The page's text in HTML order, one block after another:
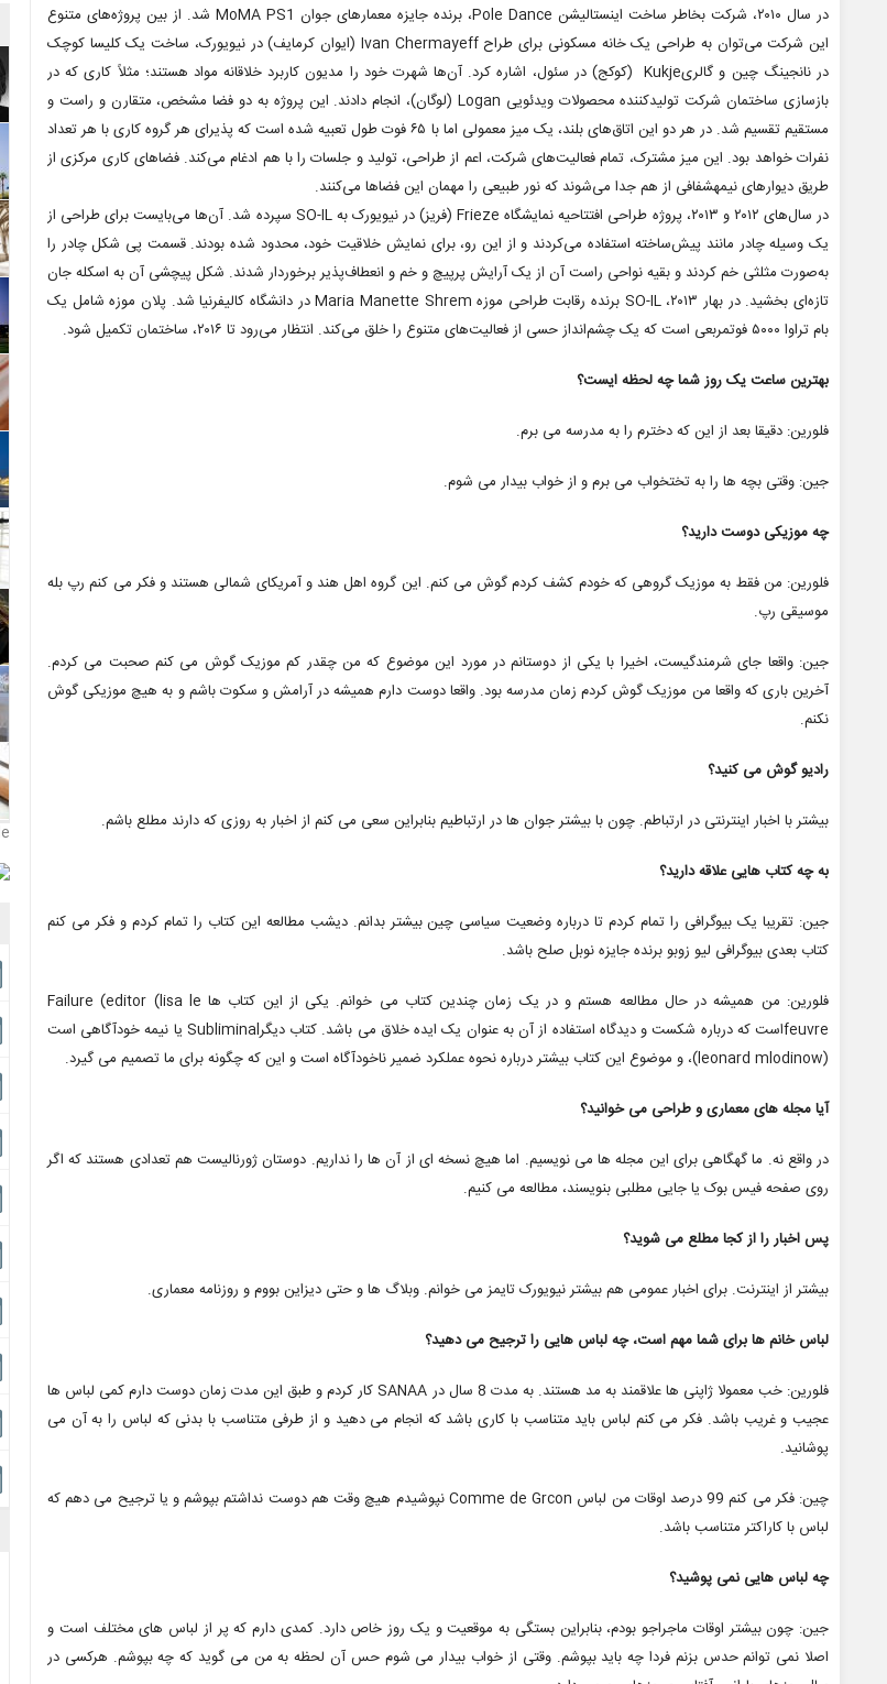
در سال ۲۰۱۰، شرکت بخاطر ساخت اینستالیشن Pole Dance، برنده جایزه معمارهای جوان MoMA PS1 شد. از بین پروژه‌های متنوع
این شرکت می‌توان به طراحی یک خانه مسکونی برای طراح Ivan Chermayeff (ایوان کرمایف) در نیویورک، ساخت یک کلیسا کوچک
در نانجینگ چین و گالریKukje (کوکج) در سئول، اشاره کرد. آن‌ها شهرت خود را مدیون کاربرد خلاقانه مواد هستند؛ مثلاً کاری که در
بازسازی ساختمان شرکت تولیدکننده محصولات ویدئویی Logan (لوگان)، انجام دادند. این پروژه به دو فضا مشخص، متقارن و راست و
مستقیم تقسیم شد. در هر دو این اتاق‌های بلند، یک میز معمولی اما با ۶۵ فوت طول تعبیه شده است که پذیرای هر گروه کاری با هر تعداد
نفرات خواهد بود. این میز مشترک، تمام فعالیت‌های شرکت، اعم از طراحی، تولید و جلسات را با هم ادغام می‌کند. فضاهای کاری مرکزی از
طریق دیوارهای نیمه­شفافی از هم جدا می‌شوند که نور طبیعی را مهمان این فضاها می‌کنند.
در سال‌های ۲۰۱۲ و ۲۰۱۳، پروژه طراحی افتتاحیه نمایشگاه Frieze (فریز) در نیویورک به SO-IL سپرده شد. آن‌ها می‌بایست برای طراحی از
یک وسیله چادر مانند پیش‌ساخته استفاده می‌کردند و از این رو، برای نمایش خلاقیت خود، محدود شده بودند. قسمت پی شکل چادر را
به‌صورت مثلثی خم کردند و بقیه نواحی راست آن از یک آرایش پرپیچ‌ و خم و انعطاف‌پذیر برخوردار شدند. شکل پیچشی آن به اسکله جان
تازه‌ای بخشید. در بهار ۲۰۱۳، SO-IL برنده رقابت طراحی موزه Maria Manette Shrem در دانشگاه کالیفرنیا شد. پلان موزه شامل یک
بام تراوا ۵۰۰۰ فوت­مربعی است که یک چشم‌انداز حسی از فعالیت‌های متنوع را خلق می‌کند. انتظار می‌رود تا ۲۰۱۶، ساختمان تکمیل شود.
بهترین ساعت یک روز شما چه لحظه ایست؟
فلورین: دقیقا بعد از این که دخترم را به مدرسه می برم.
جین: وقتی بچه ها را به تختخواب می برم و از خواب بیدار می شوم.
چه موزیکی دوست دارید؟
فلورین: من فقط به موزیک گروهی که خودم کشف کردم گوش می کنم. این گروه اهل هند و آمریکای شمالی هستند و فکر می کنم رپ بله
موسیقی رپ.
جین: واقعا جای شرمندگیست، اخیرا با یکی از دوستانم در مورد این موضوع که من چقدر کم موزیک گوش می کنم صحبت می کردم.
آخرین باری که واقعا من موزیک گوش کردم زمان مدرسه بود. واقعا دوست دارم همیشه در آرامش و سکوت باشم و به هیچ موزیکی گوش
نکنم.
رادیو گوش می کنید؟
بیشتر با اخبار اینترنتی در ارتباطم. چون با بیشتر جوان ها در ارتباطیم بنابراین سعی می کنم از اخبار به روزی که دارند مطلع باشم.
به چه کتاب هایی علاقه دارید؟
جین: تقریبا یک بیوگرافی را تمام کردم تا درباره وضعیت سیاسی چین بیشتر بدانم. دیشب مطالعه این کتاب را تمام کردم و فکر می کنم
کتاب بعدی بیوگرافی لیو زوبو برنده جایزه نوبل صلح باشد.
فلورین: من همیشه در حال مطالعه هستم و در یک زمان چندین کتاب می خوانم. یکی از این کتاب ها Failure (editor (lisa le
feuvreاست که درباره شکست و دیدگاه استفاده از آن به عنوان یک ایده خلاق می باشد. کتاب دیگرSubliminal یا نیمه خودآگاهی است
(leonard mlodinow)، و موضوع این کتاب بیشتر درباره نحوه عملکرد ضمیر ناخودآگاه است و این که چگونه برای ما تصمیم می گیرد.
آیا مجله های معماری و طراحی می خوانید؟
در واقع نه. ما گهگاهی برای این مجله ها می نویسیم. اما هیچ نسخه ای از آن ها را نداریم. دوستان ژورنالیست هم تعدادی هستند که اگر
روی صفحه فیس بوک یا جایی مطلبی بنویسند، مطالعه می کنیم.
پس اخبار را از کجا مطلع می شوید؟
بیشتر از اینترنت. برای اخبار عمومی هم بیشتر نیویورک تایمز می خوانم. وبلاگ ها و حتی دیزاین بووم و روزنامه معماری.
لباس خانم ها برای شما مهم است، چه لباس هایی را ترجیح می دهید؟
فلورین: خب معمولا ژاپنی ها علاقمند به مد هستند. به مدت 8 سال در SANAA کار کردم و طبق این مدت زمان دوست دارم کمی لباس ها
عجیب و غریب باشد. فکر می کنم لباس باید متناسب با کاری باشد که انجام می دهید و از طرفی متناسب با بدنی که لباس را به آن می
پوشانید.
چین: فکر می کنم 99 درصد اوقات من لباس Comme de Grcon نپوشیدم هیچ وقت هم دوست نداشتم بپوشم و یا ترجیح می دهم که
لباس با کاراکتر متناسب باشد.
چه لباس هایی نمی پوشید؟
جین: چون بیشتر اوقات ماجراجو بودم، بنابراین بستگی به موقعیت و یک روز خاص دارد. کمدی دارم که پر از لباس های مختلف است و
اصلا نمی توانم حدس بزنم فردا چه باید بپوشم. وقتی از خواب بیدار می شوم حس آن لحظه به من می گوید که چه بپوشم. هرکسی در